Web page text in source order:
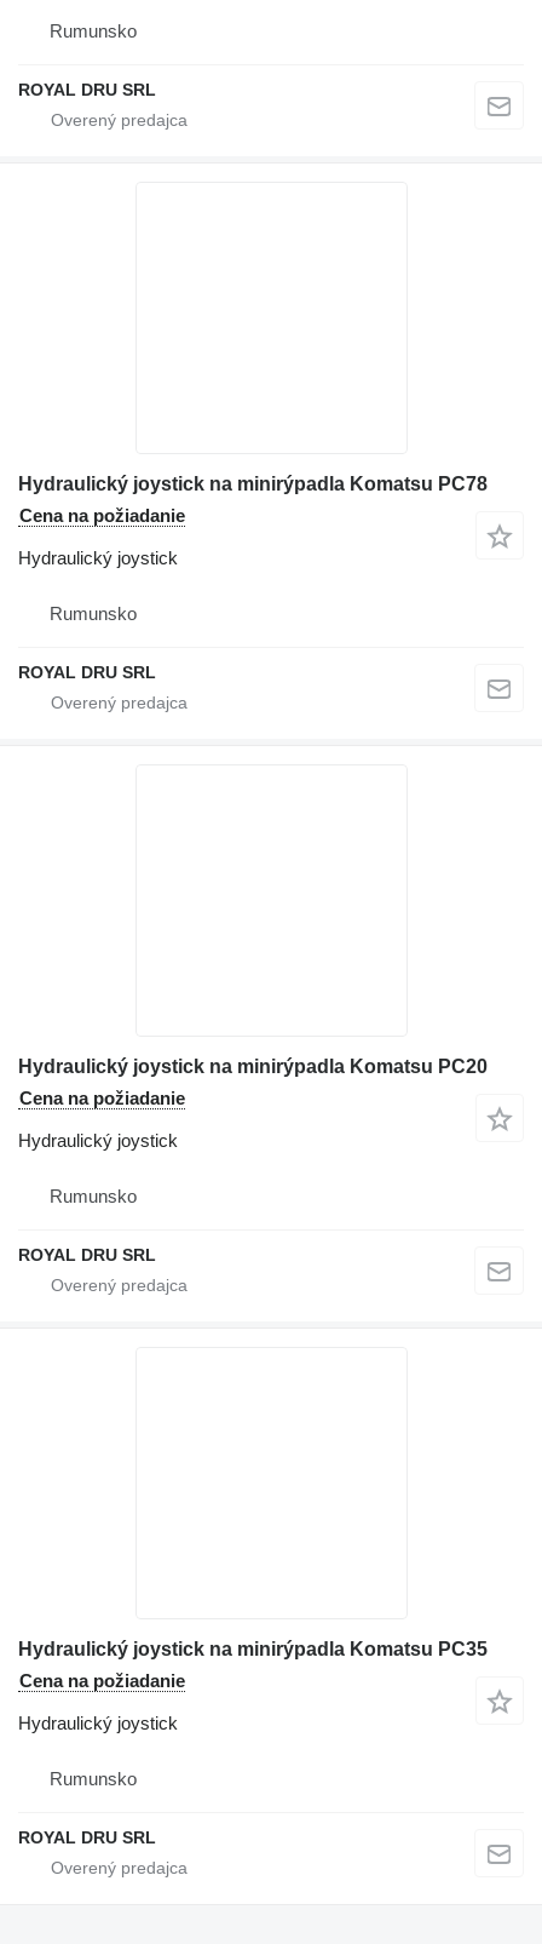
Rumunsko
ROYAL DRU SRL
Hydraulický joystick na minirýpadla Komatsu PC78
Cena na požiadanie
Hydraulický joystick
Rumunsko
ROYAL DRU SRL
Hydraulický joystick na minirýpadla Komatsu PC20
Cena na požiadanie
Hydraulický joystick
Rumunsko
ROYAL DRU SRL
Hydraulický joystick na minirýpadla Komatsu PC35
Cena na požiadanie
Hydraulický joystick
Rumunsko
ROYAL DRU SRL